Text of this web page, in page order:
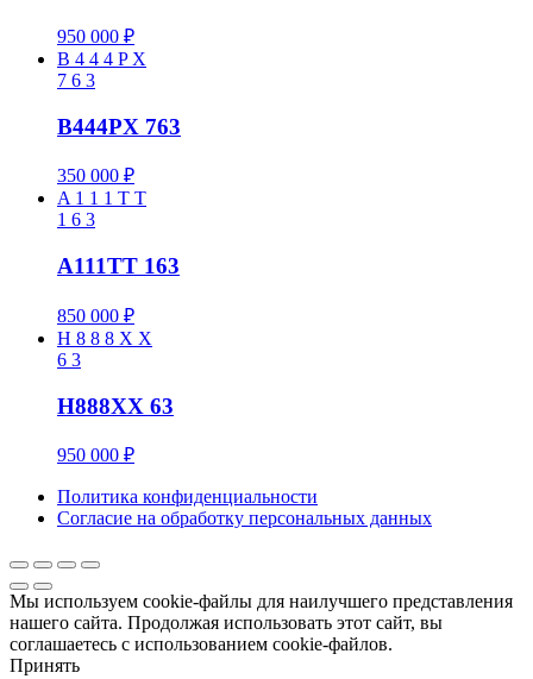
950 000 ₽
B 4 4 4 P X
7 6 3
B444PX 763
350 000 ₽
A 1 1 1 T T
1 6 3
A111TT 163
850 000 ₽
H 8 8 8 X X
6 3
H888XX 63
950 000 ₽
Политика конфиденциальности
Cогласие на обработку персональных данных
Мы используем cookie-файлы для наилучшего представления
нашего сайта. Продолжая использовать этот сайт, вы
соглашаетесь с использованием cookie-файлов.
Принять